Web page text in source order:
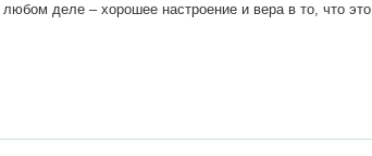
деле – хорошее настроение и вера в то, что это